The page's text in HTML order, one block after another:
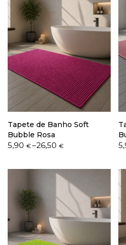
Tapete de Banho Soft
Bubble Rosa
5,90 €–26,50€
Price